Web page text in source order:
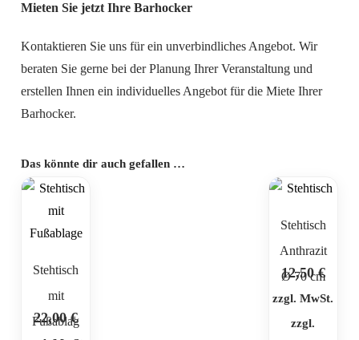
Mieten Sie jetzt Ihre Barhocker
Kontaktieren Sie uns für ein unverbindliches Angebot. Wir
beraten Sie gerne bei der Planung Ihrer Veranstaltung und
erstellen Ihnen ein individuelles Angebot für die Miete Ihrer
Barhocker.
Das könnte dir auch gefallen …
Stehtisch
mit
Fußablag
22,00€
Stehtisch
Anthrazit
Ø 70 cm
12,50€
zzgl. MwSt.
zzgl.